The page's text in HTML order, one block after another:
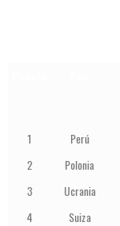
1 Perú
2
Polonia
3
Ucrania
4
Suiza